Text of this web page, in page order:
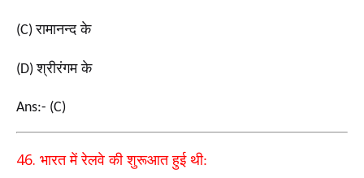
(C)रामानन्द के
(D)श्रीरंगम के
Ans:- (C)
46. भारत में रेलवे की शुरूआत हुई थी: